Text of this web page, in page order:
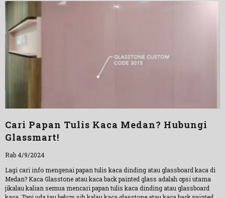
Cari Papan Tulis Kaca Medan? Hubungi
Glassmart!
Rab 4/9/2024
Lagi cari info mengenai papan tulis kaca dinding atau glassboard kaca di
Medan? Kaca Glasstone atau kaca back painted glass adalah opsi utama
jikalau kalian semua mencari papan tulis kaca dinding atau glassboard